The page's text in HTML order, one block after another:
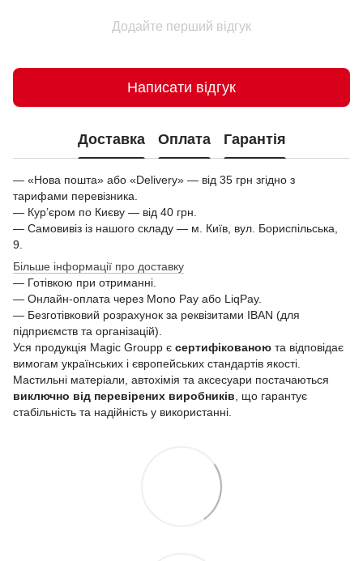
Додайте перший відгук
Написати відгук
Доставка Оплата Гарантія
— «Нова пошта» або «Delivery» — від 35 грн згідно з
тарифами перевізника.
— Кур’єром по Києву — від 40 грн.
— Самовивіз із нашого складу — м. Київ, вул. Бориспільська,
9.
Більше інформації про доставку
— Готівкою при отриманні.
— Онлайн-оплата через Mono Pay або LiqPay.
— Безготівковий розрахунок за реквізитами IBAN (для
підприємств та організацій).
Уся продукція Magic Groupp є сертифікованою та відповідає
вимогам українських і європейських стандартів якості.
Мастильні матеріали, автохімія та аксесуари постачаються
виключно від перевірених виробників , що гарантує
стабільність та надійність у використанні.